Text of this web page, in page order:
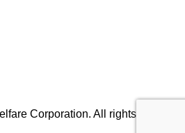
Corporation. All rights